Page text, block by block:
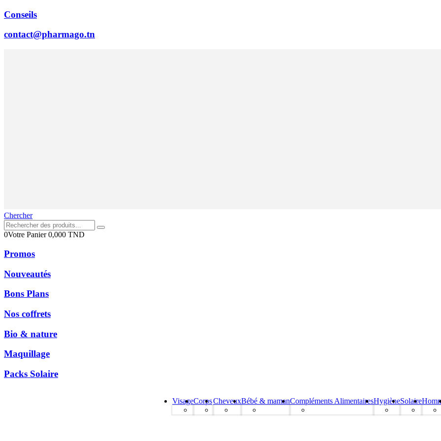
Conseils
contact@pharmago.tn
Chercher
0Votre Panier0,000 TND
Promos
Nouveautés
Bons Plans
Nos coffrets
Bio & nature
Maquillage
Packs Solaire
VisageCorpsCheveuxBébé & mamanCompléments AlimentairesHygièneSolaire